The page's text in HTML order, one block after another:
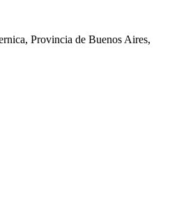
Provincia de Buenos Aires,